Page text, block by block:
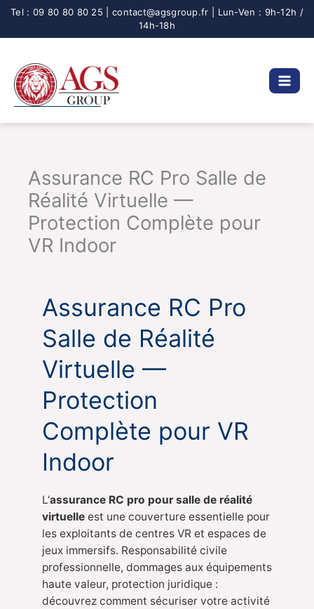
Aller
Assurance RC Pro Salle de
Réalité Virtuelle —
Protection Complète pour
VR Indoor
Assurance RC Pro
Salle de Réalité
Virtuelle —
Protection
Complète pour VR
Indoor
L’assurance RC pro pour salle de réalité
virtuelle est une couverture essentielle pour
les exploitants de centres VR et espaces de
jeux immersifs. Responsabilité civile
professionnelle, dommages aux équipements
haute valeur, protection juridique :
découvrez comment sécuriser votre activité